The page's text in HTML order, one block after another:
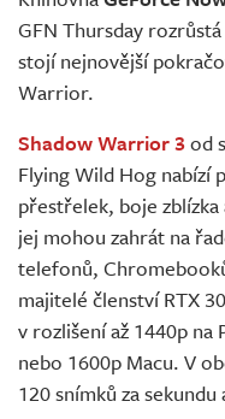
Živě
GFN Thursday
stojí nejnovější
Warrior.
Shadow Warrior 3od
Flying Wild Hog nabízí
přestřelek, boje
jej mohou zahrát na
telefonů,
majitelé členství RTX
v rozlišení až 1440p na
nebo 1600p Macu. V
120 snímků za